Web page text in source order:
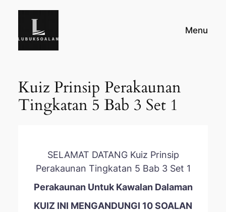
Menu
Kuiz Prinsip Perakaunan
Tingkatan 5 Bab 3 Set 1
SELAMAT DATANG Kuiz Prinsip
Perakaunan Tingkatan 5 Bab 3 Set 1
Perakaunan Untuk Kawalan Dalaman
KUIZ INI MENGANDUNGI 10 SOALAN